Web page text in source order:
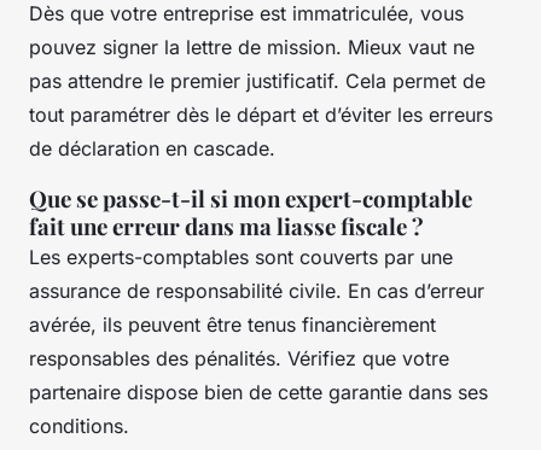
Dès que votre entreprise est immatriculée, vous
pouvez signer la lettre de mission. Mieux vaut ne
pas attendre le premier justificatif. Cela permet de
tout paramétrer dès le départ et d’éviter les erreurs
de déclaration en cascade.
Que se passe-t-il si mon expert-comptable
fait une erreur dans ma liasse fiscale ?
Les experts-comptables sont couverts par une
assurance de responsabilité civile. En cas d’erreur
avérée, ils peuvent être tenus financièrement
responsables des pénalités. Vérifiez que votre
partenaire dispose bien de cette garantie dans ses
conditions.